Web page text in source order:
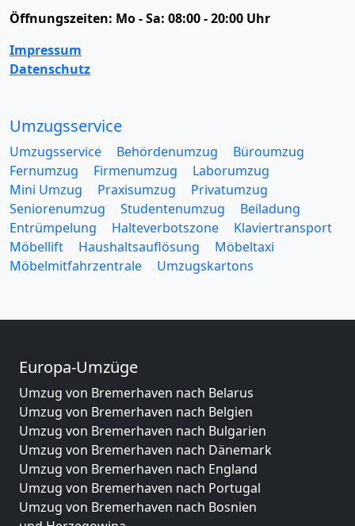
Öffnungszeiten: Mo - Sa: 08:00 - 20:00 Uhr
Impressum
Datenschutz
Umzugsservice
Umzugsservice Behördenumzug
Büroumzug
Fernumzug
Firmenumzug
Laborumzug
Mini Umzug
Praxisumzug
Privatumzug
Seniorenumzug
Studentenumzug
Beiladung
Entrümpelung
Halteverbotszone
Klaviertransport
Möbellift
Haushaltsauflösung
Möbeltaxi
Möbelmitfahrzentrale
Umzugskartons
Europa-Umzüge
Umzug von Bremerhaven nach Belarus
Umzug von Bremerhaven nach Belgien
Umzug von Bremerhaven nach Bulgarien
Umzug von Bremerhaven nach Dänemark
Umzug von Bremerhaven nach England
Umzug von Bremerhaven nach Portugal
Umzug von Bremerhaven nach Bosnien